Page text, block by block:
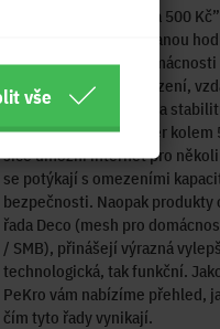
Proč nestačí “router za 500
a Omada dodávají přidanou
dnešní době, kdy v
počet připojených zařízení,
správa a vyšší nároky na
levný bezdrátový router kolem
sice umožní internet pro
se potýkají s omezeními
bezpečnosti. Naopak produkty
řada Deco (mesh pro
/ SMB), přinášejí výrazná
technologická, tak funkční.
PeKro vám nabízíme přehled,
čím tyto řady vynikají.
vše